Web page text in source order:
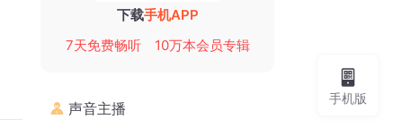
下载手机APP
7天免费畅听
10万本会员专辑
声音主播
手机版